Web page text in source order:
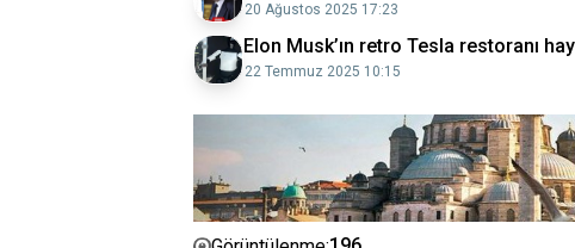
20 Ağustos 2025 17:23
Elon Musk’ın retro Tesla restoranı
22 Temmuz 2025 10:15